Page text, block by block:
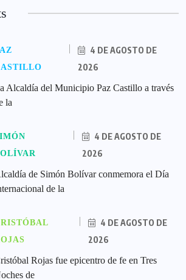
4 DE AGOSTO DE
2026
Alcaldía del Municipio Paz Castillo a través
la
4 DE AGOSTO DE
2026
de Simón Bolívar conmemora el Día
de la
4 DE AGOSTO DE
2026
Rojas fue epicentro de fe en Tres
de